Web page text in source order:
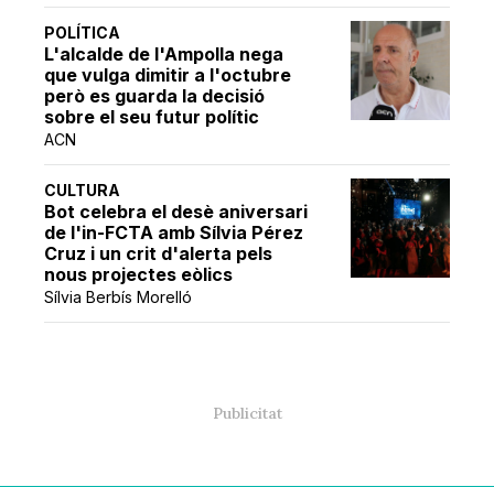
POLÍTICA
L'alcalde de l'Ampolla nega
que vulga dimitir a l'octubre
però es guarda la decisió
sobre el seu futur polític
ACN
CULTURA
Bot celebra el desè aniversari
de l'in-FCTA amb Sílvia Pérez
Cruz i un crit d'alerta pels
nous projectes eòlics
Sílvia Berbís Morelló